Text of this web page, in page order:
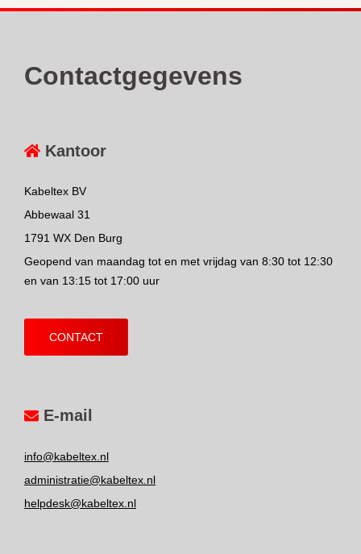
Contactgegevens
Kantoor
Kabeltex BV
Abbewaal 31
1791 WX Den Burg
Geopend van maandag tot en met vrijdag van 8:30 tot 12:30
en van 13:15 tot 17:00 uur
CONTACT
E-mail
info@kabeltex.nl
administratie@kabeltex.nl
helpdesk@kabeltex.nl